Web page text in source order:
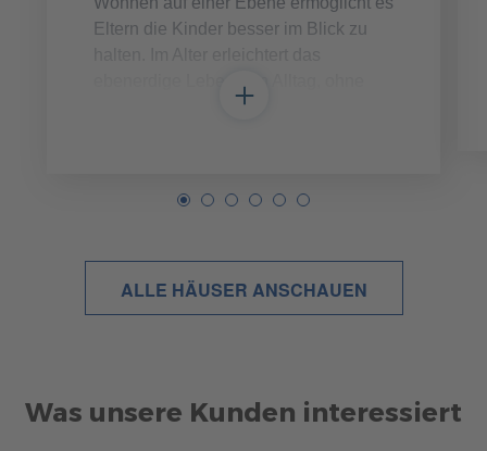
Eltern die Kinder besser im Blick zu
Treppensteigen zu müssen.
ALLE HÄUSER ANSCHAUEN
Was unsere Kunden interessiert